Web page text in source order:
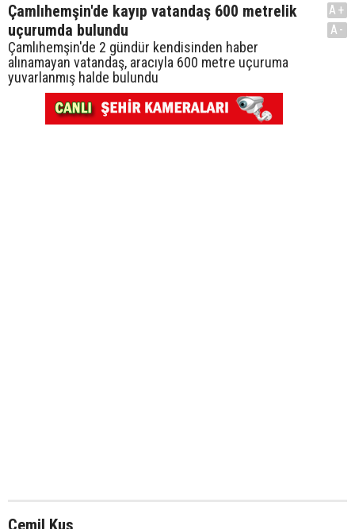
Çamlıhemşin'de kayıp vatandaş 600 metrelik
uçurumda bulundu
Çamlıhemşin'de 2 gündür kendisinden haber
alınamayan vatandaş, aracıyla 600 metre uçuruma
yuvarlanmış halde bulundu
A+
A-
Cemil Kus